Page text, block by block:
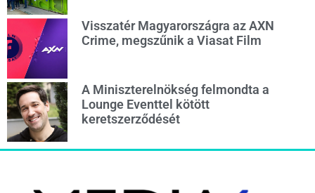
Visszatér Magyarországra az AXN
Crime, megszűnik a Viasat Film
A Miniszterelnökség felmondta a
Lounge Eventtel kötött
keretszerződését